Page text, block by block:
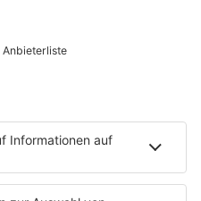
hörst Du ab
80s80s Real 80s